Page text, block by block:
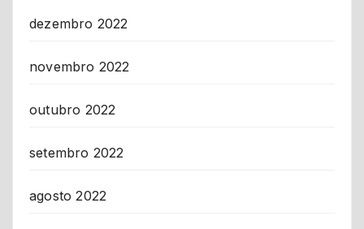
dezembro 2022
novembro 2022
outubro 2022
setembro 2022
agosto 2022